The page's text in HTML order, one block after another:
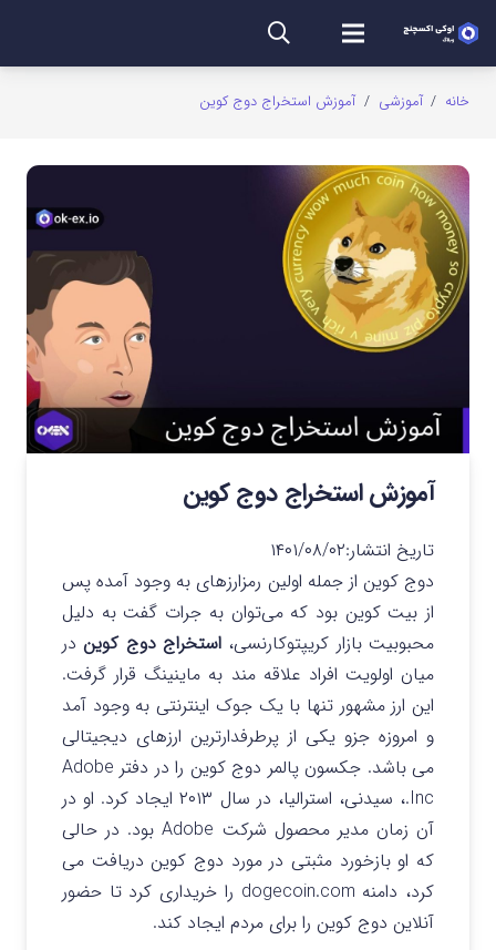
خانه / آموزشی / آموزش استخراج دوج کوین
آموزش استخراج دوج کوین
تاریخ انتشار:۱۴۰۱/۰۸/۰۲
دوج کوین از جمله اولین رمزارزهای به وجود آمده پس
از بیت کوین بود که می‌توان به جرات گفت به دلیل
محبوبیت بازار کریپتوکارنسی، استخراج دوج کویندر
میان اولویت افراد علاقه مند به ماینینگ قرار گرفت.
این ارز مشهور تنها با یک جوک اینترنتی به وجود آمد
و امروزه جزو یکی از پرطرفدارترین ارزهای دیجیتالی
می باشد. جکسون پالمر دوج کوین را در دفتر Adobe
Inc.، سیدنی، استرالیا، در سال ۲۰۱۳ ایجاد کرد. او در
آن زمان مدیر محصول شرکت Adobe بود. در حالی
که او بازخورد مثبتی در مورد دوج کوین دریافت می
کرد، دامنه dogecoin.com را خریداری کرد تا حضور
آنلاین دوج کوین را برای مردم ایجاد کند.